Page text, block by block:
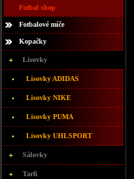
Fotbal shop
Fotbalové míče
Kopačky
Lisovky
Lisovky ADIDAS
Lisovky NIKE
Lisovky PUMA
Lisovky UHLSPORT
Sálovky
Tarfi